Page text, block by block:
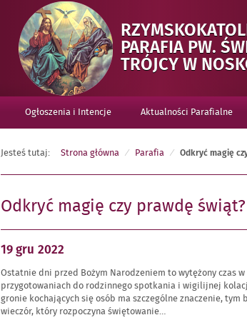
PARAFIA PW.
TRÓJCY W
Ogłoszenia i Intencje Aktualności Parafialne
Jesteś tutaj: Strona główna Parafia Odkryć magię
Odkryć magię czy prawdę świąt?
Opublikowano
dniu
19 gru 2022
Ostatnie dni przed Bożym Narodzeniem to wytężony czas
przygotowaniach do rodzinnego spotkania i wigilijnej
gronie kochających się osób ma szczególne znaczenie, tym
wieczór, który rozpoczyna świętowanie…